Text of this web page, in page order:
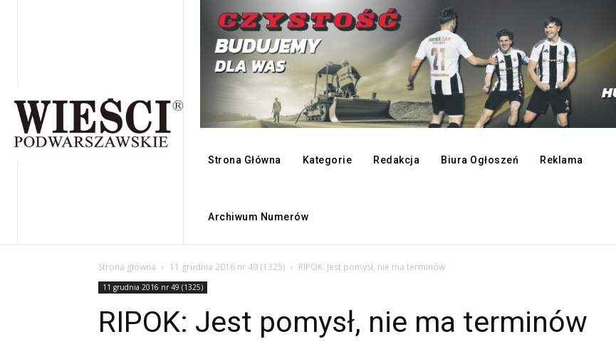
Strona Główna Kategorie Redakcja Biura Ogłoszeń Reklama
Archiwum Numerów
Strona główna 11 grudnia 2016 nr 49 (1325) RIPOK: Jest pomysł, nie ma terminów
11 grudnia 2016 nr 49 (1325)
RIPOK: Jest pomysł, nie ma terminów